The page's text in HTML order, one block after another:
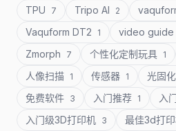
TPU 7 Tripo AI 2
Vaquform DT2 1 video guide
Zmorph 7 个性化定制玩具 1
人像扫描 1 传感器 1 光固
免费软件 3 入门推荐 1 入
入门级3D打印机 3 最佳3d打